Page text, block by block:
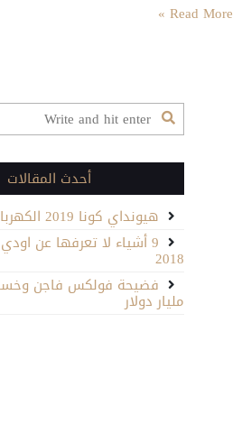
Read More »
أحدث المقالات
هيونداي كونا 2019 الكهربائية
2018
مليار دولار